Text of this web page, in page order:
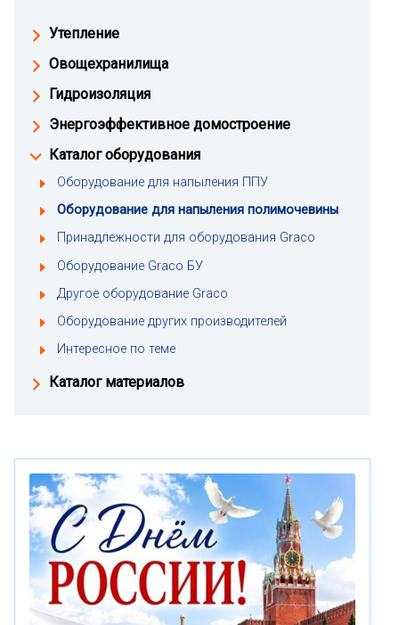
Утепление
Овощехранилища
Гидроизоляция
Энергоэффективное домостроение
Каталог оборудования
Оборудование для напыления ППУ
Оборудование для напыления полимочевины
Принадлежности для оборудования Graco
Оборудование Graco БУ
Другое оборудование Graco
Оборудование других производителей
Интересное по теме
Каталог материалов